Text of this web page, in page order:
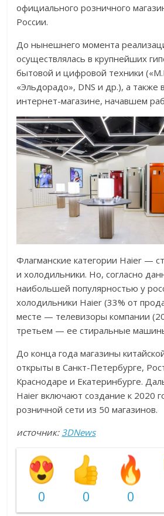
официального розничного
России.
До нынешнего момента
осуществлялась в крупнейших
бытовой и цифровой техники
«Эльдорадо», DNS и др.), а также
интернет-магазине, начавшем
Флагманские категории Haier —
и холодильники. Но, согласно
наибольшей популярностью у
холодильники Haier (33% от
месте — телевизоры компании
третьем — ее стиральные
До конца года магазины
открыты в Санкт-Петербурге,
Краснодаре и Екатеринбурге.
Haier включают создание к 2020
розничной сети из 50 магазинов.
источник: 3DNews
0 0 0